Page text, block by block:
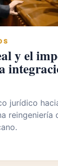
y el
jurídico
reingeniería